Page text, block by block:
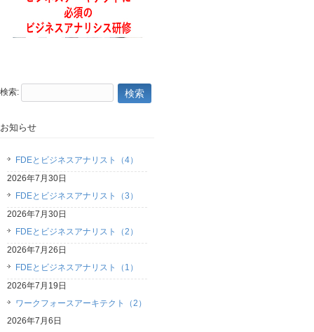
検索:
お知らせ
FDEとビジネスアナリスト（4）
2026年7月30日
FDEとビジネスアナリスト（3）
2026年7月30日
FDEとビジネスアナリスト（2）
2026年7月26日
FDEとビジネスアナリスト（1）
2026年7月19日
ワークフォースアーキテクト（2）
2026年7月6日